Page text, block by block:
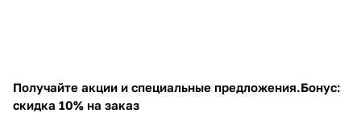
Получайте акции и специальные предложения.Бонус:
скидка 10% на заказ